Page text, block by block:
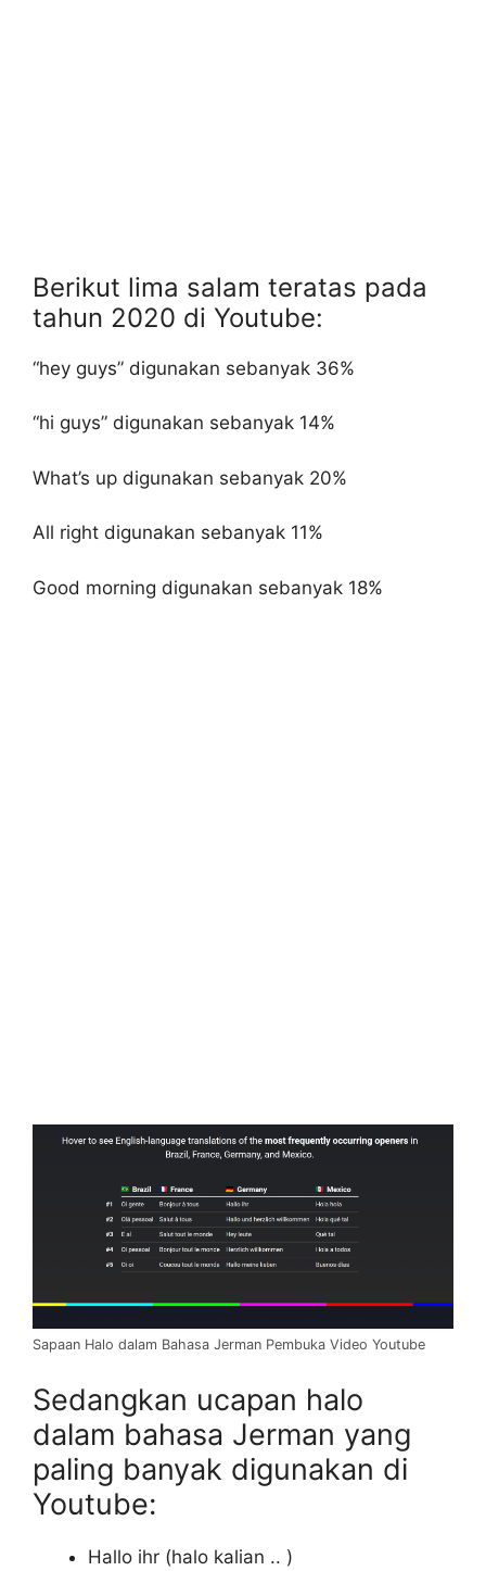
Berikut lima salam teratas pada
tahun 2020 di Youtube:
“hey guys” digunakan sebanyak 36%
“hi guys” digunakan sebanyak 14%
What’s up digunakan sebanyak 20%
All right digunakan sebanyak 11%
Good morning digunakan sebanyak 18%
Sapaan Halo dalam Bahasa Jerman Pembuka Video Youtube
Sedangkan ucapan halo
dalam bahasa Jerman yang
paling banyak digunakan di
Youtube:
Hallo ihr (halo kalian .. )